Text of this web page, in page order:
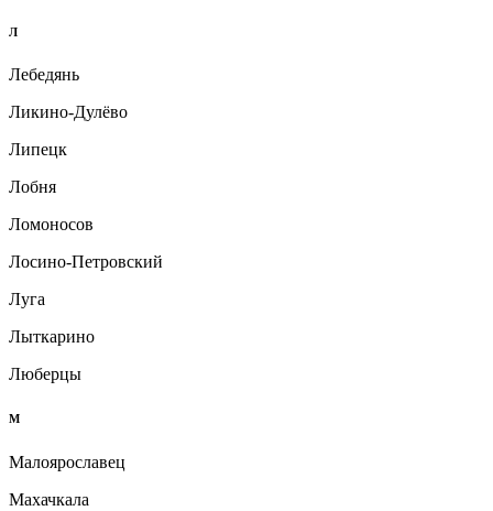
Л
Лебедянь
Ликино-Дулёво
Липецк
Лобня
Ломоносов
Лосино-Петровский
Луга
Лыткарино
Люберцы
М
Малоярославец
Махачкала